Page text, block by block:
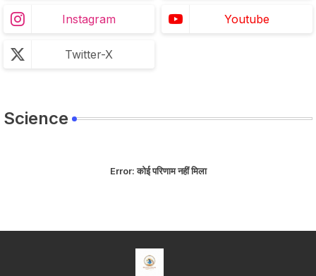
Instagram Youtube
Twitter-X
Science
Error:कोई परिणाम नहीं मिला